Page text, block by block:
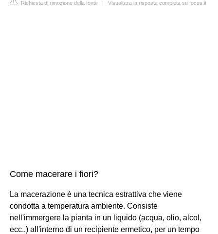
Richiesta di rimozione della fonte | Visualizza la risposta completa su focus.it
Come macerare i fiori?
La macerazione è una tecnica estrattiva che viene
condotta a temperatura ambiente. Consiste
nell'immergere la pianta in un liquido (acqua, olio, alcol,
ecc..) all'interno di un recipiente ermetico, per un tempo